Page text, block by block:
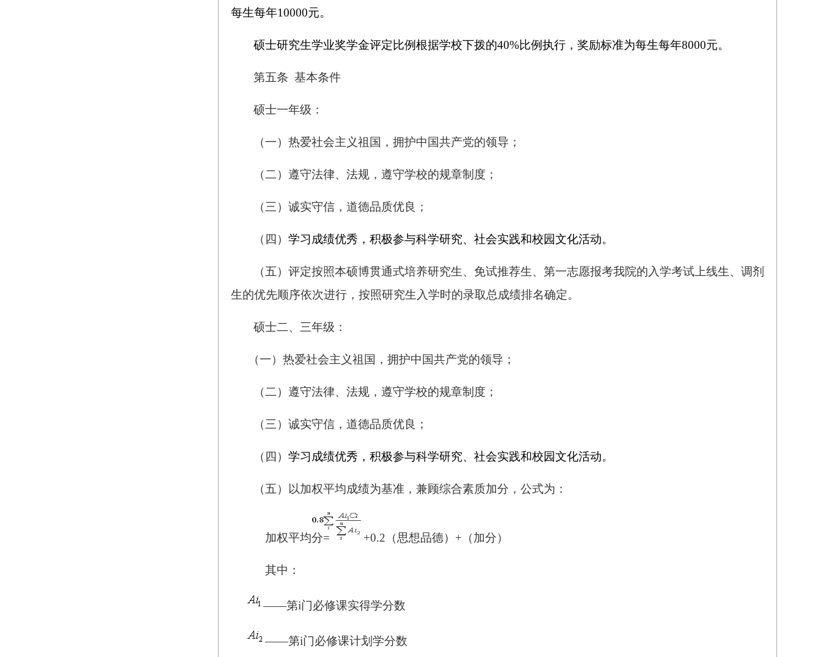
每生每年10000元。
硕士研究生学业奖学金评定比例根据学校下拨的40%比例执行，奖励标准为每生每年8000元。
第五条 基本条件
硕士一年级：
（一） 热爱社会主义祖国，拥护中国共产党的领导；
（二） 遵守法律、法规，遵守学校的规章制度；
（三）诚实守信，道德品质优良；
（四） 学习成绩优秀，积极参与科学研究、社会实践和校园文化活动。
（五）评定按照本硕博贯通式培养研究生、免试推荐生、第一志愿报考我院的入学考试上线生、调剂
生的优先顺序依次进行，按照研究生入学时的录取总成绩排名确定。
硕士二、 三年级 ：
（一） 热爱社会主义祖国，拥护中国共产党的领导；
（二） 遵守法律、法规，遵守学校的规章制度；
（三）诚实守信，道德品质优良；
（四） 学习成绩优秀，积极参与科学研究、社会实践和校园文化活动。
（五）以加权平均成绩为基准，兼顾综合素质加分 ，公式为 ：
加权平均分= +0.2 （思想品德） + （加分）
其中：
——第i门必修课实得学分数
——第i门必修课计划学分数